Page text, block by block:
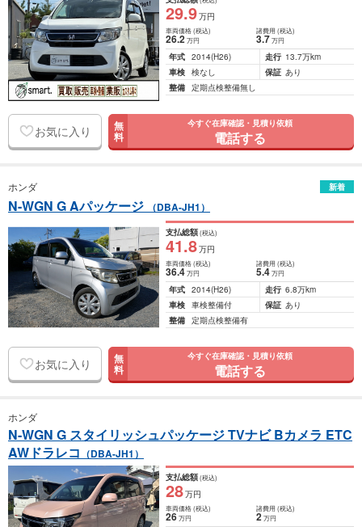
29.9万円
車両価格(税込)
26.2万円
諸費用 (税込)
3.7 万円
年式 2014(H26) 走行 13.7万km
車検 検なし 保証 あり
整備 定期点検整備無し
お気に入り 無
料
今すぐ在庫確認・見積り依頼
電話する
ホンダ 新着
N-WGN G Aパッケージ （DBA-JH1）
支払総額(税込)
41.8万円
車両価格(税込)
36.4万円
諸費用 (税込)
5.4 万円
年式 2014(H26) 走行 6.8万km
車検 車検整備付 保証 あり
整備 定期点検整備有
お気に入り 無
料
今すぐ在庫確認・見積り依頼
電話する
ホンダ
N-WGN G スタイリッシュパッケージ TVナビ Bカメラ ETC
AWドラレコ （DBA-JH1）
支払総額(税込)
28万円
車両価格(税込)
26万円
諸費用 (税込)
2 万円